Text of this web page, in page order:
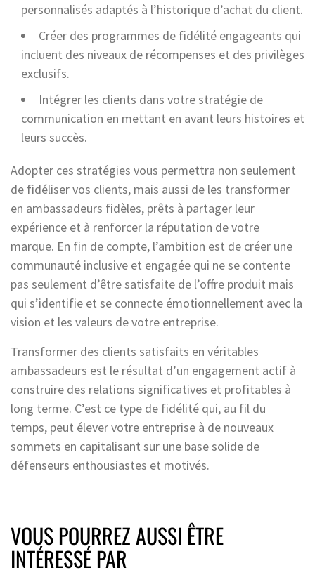
personnalisés adaptés à l’historique d’achat du client.
Créer des programmes de fidélité engageants qui
incluent des niveaux de récompenses et des privilèges
exclusifs.
Intégrer les clients dans votre stratégie de
communication en mettant en avant leurs histoires et
leurs succès.
Adopter ces stratégies vous permettra non seulement
de fidéliser vos clients, mais aussi de les transformer
en ambassadeurs fidèles, prêts à partager leur
expérience et à renforcer la réputation de votre
marque. En fin de compte, l’ambition est de créer une
communauté inclusive et engagée qui ne se contente
pas seulement d’être satisfaite de l’offre produit mais
qui s’identifie et se connecte émotionnellement avec la
vision et les valeurs de votre entreprise.
Transformer des clients satisfaits en véritables
ambassadeurs est le résultat d’un engagement actif à
construire des relations significatives et profitables à
long terme. C’est ce type de fidélité qui, au fil du
temps, peut élever votre entreprise à de nouveaux
sommets en capitalisant sur une base solide de
défenseurs enthousiastes et motivés.
VOUS POURREZ AUSSI ÊTRE
INTÉRESSÉ PAR